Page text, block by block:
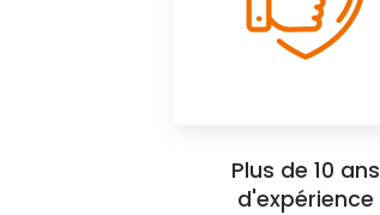
Plus de 10 ans
d'expérience